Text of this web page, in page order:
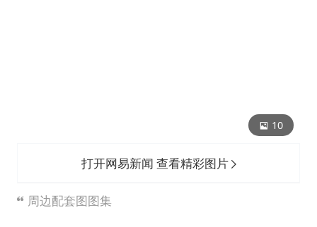
10
打开网易新闻 查看精彩图片
周边配套图图集